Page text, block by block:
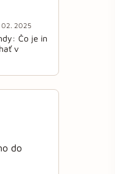
02. 2025
Čo je in
v
do